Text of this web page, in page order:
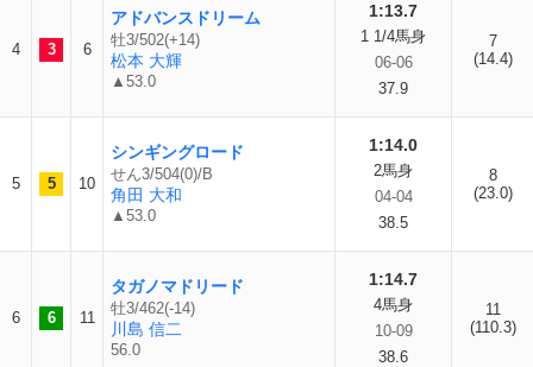
4 3 6
アドバンスドリーム
牡3/502(+14)
松本 大輝
▲53.0
1:13.7
1 1/4馬身
06-06
37.9
7
(14.4)
5 5 10
シンギングロード
せん3/504(0)/B
角田 大和
▲53.0
1:14.0
2馬身
04-04
38.5
8
(23.0)
6 6 11
タガノマドリード
牡3/462(-14)
川島 信二
56.0
1:14.7
4馬身
10-09
38.6
11
(110.3)